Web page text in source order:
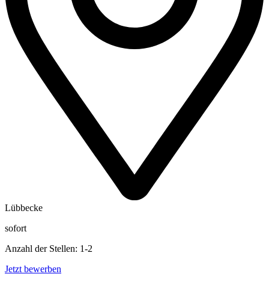
Lübbecke
sofort
Anzahl der Stellen: 1-2
Jetzt bewerben